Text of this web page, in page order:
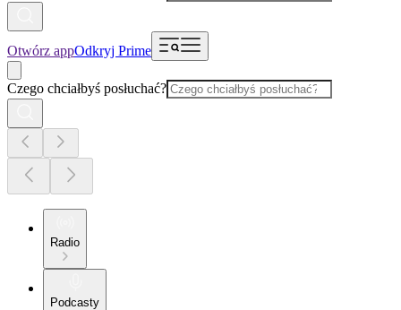
Otwórz appOdkryj Prime
Czego chciałbyś posłuchać?
Radio
Podcasty